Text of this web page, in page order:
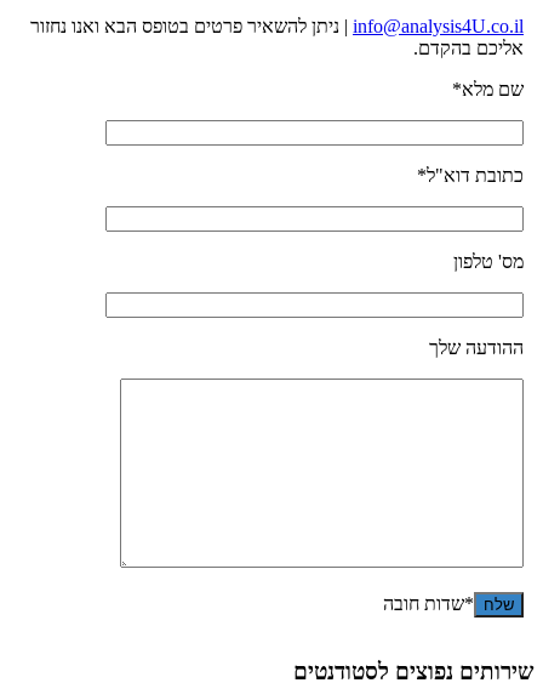
info@analysis4U.co.il | ניתן להשאיר פרטים בטופס הבא ואנו נחזור
אליכם בהקדם.
שם מלא*
כתובת דוא"ל*
מס' טלפון
ההודעה שלך
*שדות חובה
שירותים נפוצים לסטודנטים